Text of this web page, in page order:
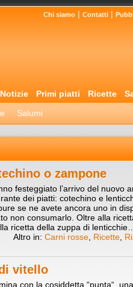
Chi siamo | Contatti |
Notizie Primi piatti Ricette
Salumi
o zampone
festeggiato l’arrivo del nuovo
dei piatti: cotechino e
se ne avete ancora uno in
non consumarlo. Oltre alla
ricetta della zuppa di lenticchie…
Altro in: Carni rosse Ricette
vitello
con la cosiddetta “punta“,